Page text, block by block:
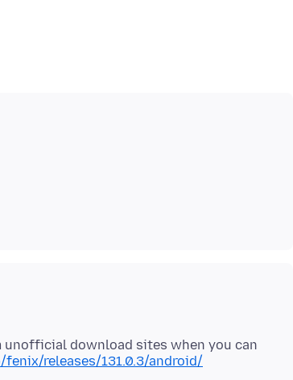
unofficial download sites when you can
releases/131.0.3/android/